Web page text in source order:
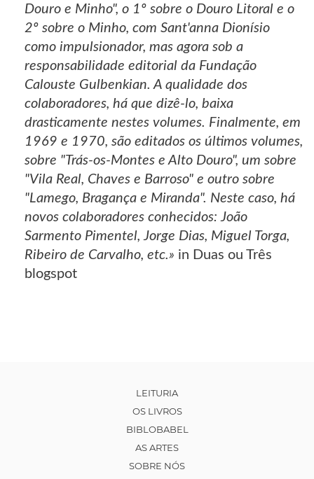
Douro e Minho", o 1º sobre o Douro Litoral e o
2º sobre o Minho, com Sant'anna Dionísio
como impulsionador, mas agora sob a
responsabilidade editorial da Fundação
Calouste Gulbenkian. A qualidade dos
colaboradores, há que dizê-lo, baixa
drasticamente nestes volumes. Finalmente, em
1969 e 1970, são editados os últimos volumes,
sobre "Trás-os-Montes e Alto Douro", um sobre
"Vila Real, Chaves e Barroso" e outro sobre
"Lamego, Bragança e Miranda". Neste caso, há
novos colaboradores conhecidos: João
Sarmento Pimentel, Jorge Dias, Miguel Torga,
Ribeiro de Carvalho, etc.» in Duas ou Três
blogspot
LEITURIA
OS LIVROS
BIBLOBABEL
AS ARTES
SOBRE NÓS